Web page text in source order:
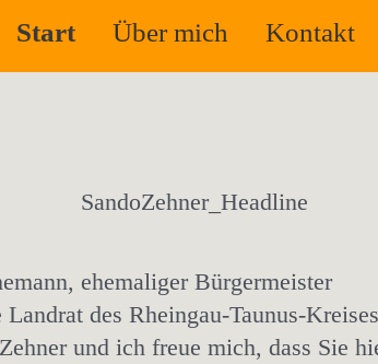
Start Über mich Kontakt
ehemaliger Bürgermeister
Landrat des Rheingau-Taunus-
und ich freue mich, dass Sie